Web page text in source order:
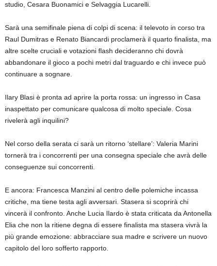
studio, Cesara Buonamici e Selvaggia Lucarelli.
Sarà una semifinale piena di colpi di scena: il televoto in corso tra
Raul Dumitras e Renato Biancardi proclamerà il quarto finalista, ma
altre scelte cruciali e votazioni flash decideranno chi dovrà
abbandonare il gioco a pochi metri dal traguardo e chi invece può
continuare a sognare.
Ilary Blasi è pronta ad aprire la porta rossa: un ingresso in Casa
inaspettato per comunicare qualcosa di molto speciale. Cosa
rivelerà agli inquilini?
Nel corso della serata ci sarà un ritorno ‘stellare’: Valeria Marini
tornerà tra i concorrenti per una consegna speciale che avrà delle
conseguenze sui concorrenti.
E ancora: Francesca Manzini al centro delle polemiche incassa
critiche, ma tiene testa agli avversari. Stasera si scoprirà chi
vincerà il confronto. Anche Lucia Ilardo è stata criticata da Antonella
Elia che non la ritiene degna di essere finalista ma stasera vivrà la
più grande emozione: abbracciare sua madre e scrivere un nuovo
capitolo del loro sofferto rapporto.